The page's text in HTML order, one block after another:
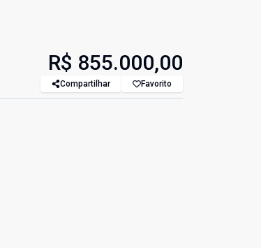
R$ 855.000,00
Compartilhar Favorito